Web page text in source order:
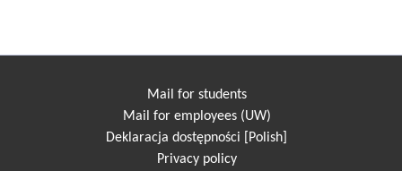
Mail for students
Mail for employees (UW)
Deklaracja dostępności [Polish]
Privacy policy